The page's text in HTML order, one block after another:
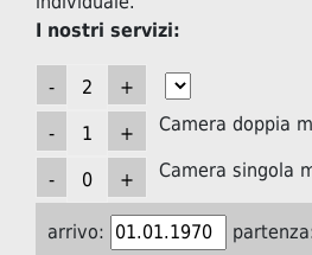
I nostri servizi:
Camera doppia
Camera singola
arrivo: